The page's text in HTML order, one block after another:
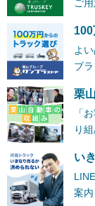
ご
よ
ブ
栗
「
り
い
案内